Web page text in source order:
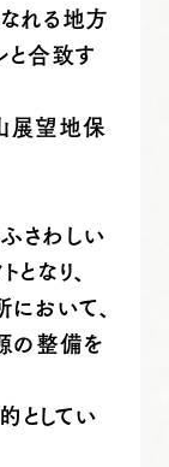
れる地方
と合致す
展望地保
さわしい
なり、
おいて、
の整備を
としてい